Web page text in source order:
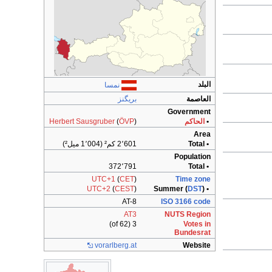
البلد
نمسا
العاصمة
بريگنز
Government
• الحاكم Herbert Sausgruber(ÖVP)
Area
• Total
2٬601 كم² (1٬004 ميل²)
Population
• Total
372٬791
Time zone
UTC+1 (CET)
• Summer (
DST)
UTC+2 (CEST)
ISO 3166 code
AT-8
NUTS Region
AT3
Votes in
Bundesrat
3 (of 62)
Website
vorarlberg.at